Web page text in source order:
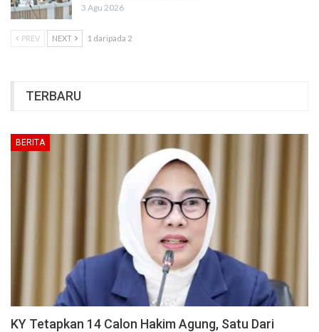
3 Agu 2026
PREV NEXT 1 daripada 2
TERBARU
BERITA
KY Tetapkan 14 Calon Hakim Agung, Satu Dari